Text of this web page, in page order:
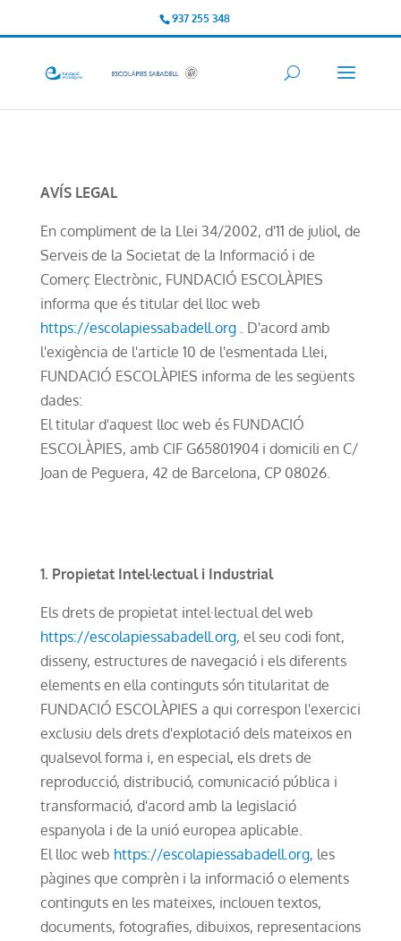
937 255 348
AVÍS LEGAL
En compliment de la Llei 34/2002, d'11 de juliol, de
Serveis de la Societat de la Informació i de
Comerç Electrònic, FUNDACIÓ ESCOLÀPIES
informa que és titular del lloc web
https://escolapiessabadell.org. D'acord amb
l'exigència de l'article 10 de l'esmentada Llei,
FUNDACIÓ ESCOLÀPIES informa de les següents
dades:
El titular d'aquest lloc web és FUNDACIÓ
ESCOLÀPIES, amb CIF G65801904 i domicili en C/
Joan de Peguera, 42 de Barcelona, CP 08026.
1. Propietat Intel·lectual i Industrial
Els drets de propietat intel·lectual del web
https://escolapiessabadell.org, el seu codi font,
disseny, estructures de navegació i els diferents
elements en ella continguts són titularitat de
FUNDACIÓ ESCOLÀPIES a qui correspon l'exercici
exclusiu dels drets d'explotació dels mateixos en
qualsevol forma i, en especial, els drets de
reproducció, distribució, comunicació pública i
transformació, d'acord amb la legislació
espanyola i de la unió europea aplicable.
El lloc web https://escolapiessabadell.org, les
pàgines que comprèn i la informació o elements
continguts en les mateixes, inclouen textos,
documents, fotografies, dibuixos, representacions